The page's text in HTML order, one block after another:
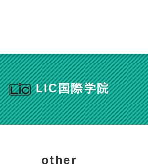
LIC国際学院
other